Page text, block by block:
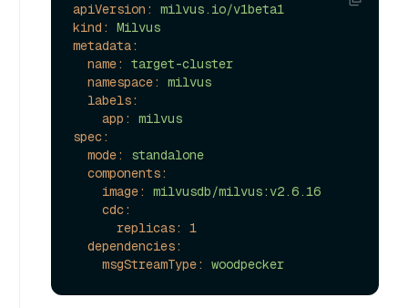
apiVersion:
milvus.io/v1beta1
kind:
Milvus
metadata:
name:
target-cluster
namespace:
milvus
labels:
app:
milvus
spec:
mode:
standalone
components:
image:
milvusdb/milvus:v2.6.16
cdc:
replicas:
1
dependencies:
msgStreamType:
woodpecker